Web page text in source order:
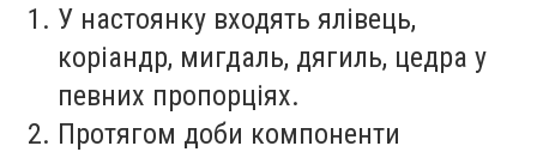
У настоянку входять ялівець,
коріандр, мигдаль, дягиль, цедра у
певних пропорціях.
Протягом доби компоненти